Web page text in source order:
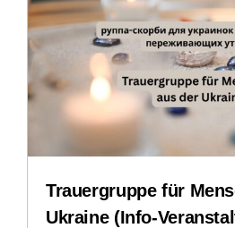
Downloads
Trauergruppe für
Ukraine (Info-